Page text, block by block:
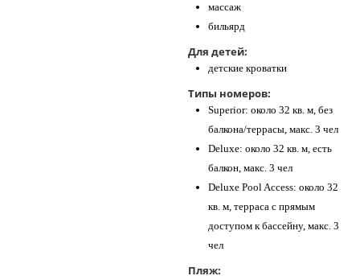
массаж
бильярд
Для детей:
детские кроватки
Типы номеров:
Superior: около 32 кв. м, без
балкона/террасы, макс. 3 чел
Deluxe: около 32 кв. м, есть
балкон, макс. 3 чел
Deluxe Pool Access: около 32
кв. м, терраса с прямым
доступом к бассейну, макс. 3
чел
Пляж: